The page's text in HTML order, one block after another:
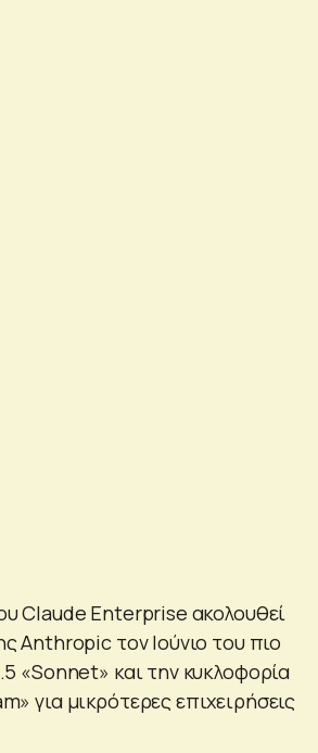
Claude Enterprise ακολουθεί
Anthropic τον Ιούνιο του πιο
«Sonnet» και την κυκλοφορία
για μικρότερες επιχειρήσεις